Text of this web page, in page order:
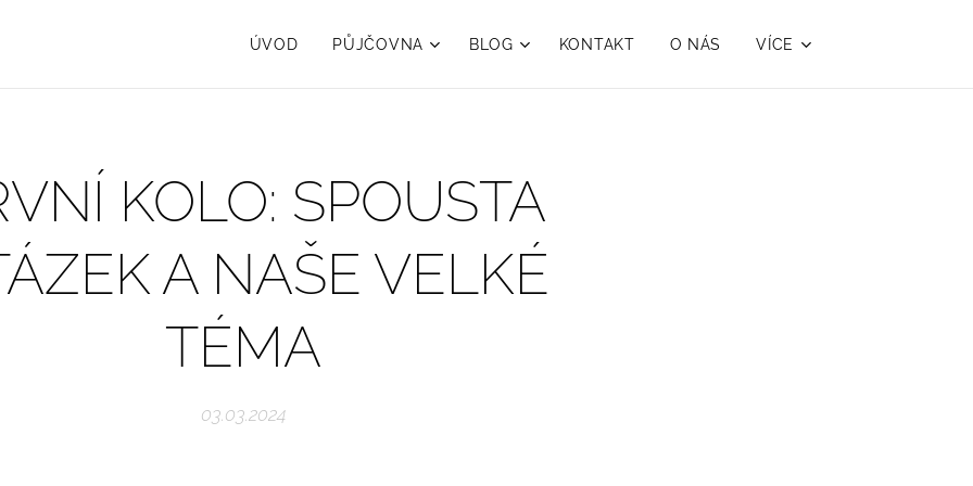
ÚVOD PŮJČOVNA BLOG KONTAKT O NÁS VÍCE
KOLO: SPOUSTA
A NAŠE VELKÉ
TÉMA
03.03.2024